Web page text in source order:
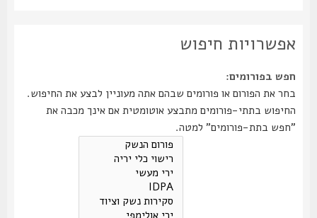
אפשרויות חיפוש
חפש בפורומים:
בחר את הפורום או פורומים שבהם אתה מעוניין לבצע את החיפוש.
החיפוש בתתי-פורומים מתבצע אוטומטית אם אינך מכבה את
"חפש בתת-פורומים" למטה.